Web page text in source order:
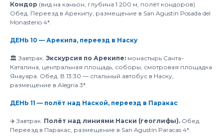
Кондор (вид на каньон, глубина 1 200 м, полёт кондоров).
Обед. Переезд в Арекипу, размещение в San Agustín Posada del
Monasterio 4*.
ДЕНЬ 10 — Арекипа, переезд в Наску
🏛️ Завтрак. Экскурсия по Арекипе: монастырь Санта-
Каталина, центральная площадь, соборы, смотровая площадка
Янауара. Обед. В 13:30 — спальный автобус в Наску,
размещение в Alegria 3*.
ДЕНЬ 11 — полёт над Наской, переезд в Паракас
✈️ Завтрак. Полёт над линиями Наски (геоглифы). Обед.
Переезд в Паракас, размещение в San Agustín Paracas 4*.